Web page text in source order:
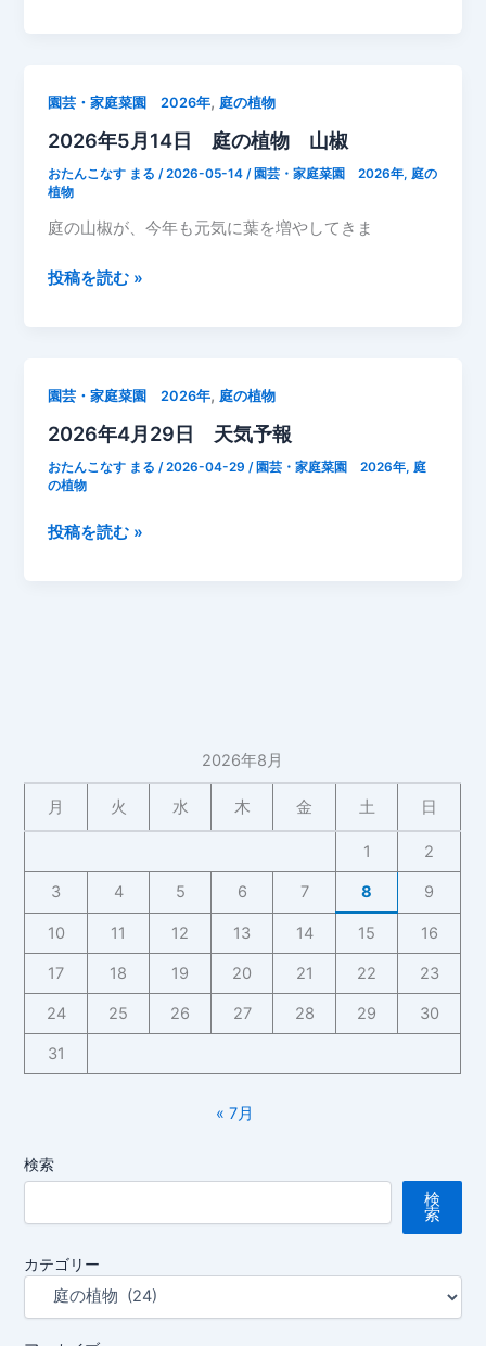
日
玄
関
先
の
物
の
様
園芸・家庭菜園 2026年, 庭の植物
2026年5月14日 庭の植物 山椒
おたんこなす まる/2026-05-14/ 園芸・家庭菜園 2026年, 庭の
植物
庭の山椒が、今年も元気に葉を増やしてきま
2026
日
庭
の
植
山
投稿を読む »
園芸・家庭菜園 2026年, 庭の植物
2026年4月29日 天気予報
おたんこなす まる/2026-04-29/ 園芸・家庭菜園 2026年, 庭
の植物
2026
投稿を読む »
2026年8月
月 火 水 木 金 土 日
1 2
3 4 5 6 7 8 9
10 11 12 13 14 15 16
17 18 19 20 21 22 23
24 25 26 27 28 29 30
31
« 7月
検索
検
索
カテゴリー